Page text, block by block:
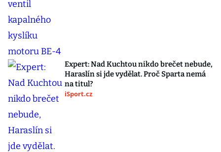
Expert: Nad Kuchtou nikdo brečet nebude,
Haraslín si jde vydělat. Proč Sparta nemá
na titul?
iSport.cz